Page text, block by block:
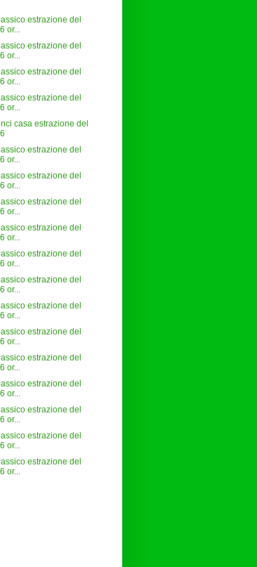
estrazione del
or...
estrazione del
or...
estrazione del
or...
estrazione del
or...
casa estrazione del
estrazione del
or...
estrazione del
or...
estrazione del
or...
estrazione del
or...
estrazione del
or...
estrazione del
or...
estrazione del
or...
estrazione del
or...
estrazione del
or...
estrazione del
or...
estrazione del
or...
estrazione del
or...
estrazione del
or...